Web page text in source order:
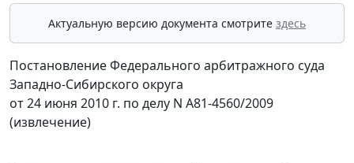
Актуальную версию документа смотрите здесь
Постановление Федерального арбитражного суда
Западно-Сибирского округа
от 24 июня 2010 г. по делу N А81-4560/2009
(извлечение)